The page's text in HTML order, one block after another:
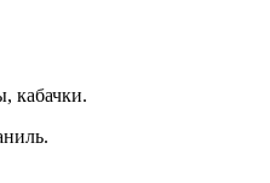
кабачки.